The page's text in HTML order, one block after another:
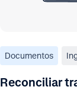
Documentos
Reconciliar